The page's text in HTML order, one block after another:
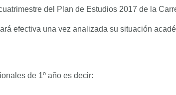
del Plan de Estudios 2017 de la
efectiva una vez analizada su situación
de 1º año es decir: